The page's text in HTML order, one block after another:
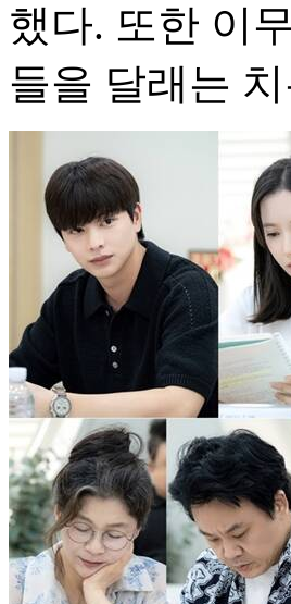
했다. 또한 이
들을 달래는